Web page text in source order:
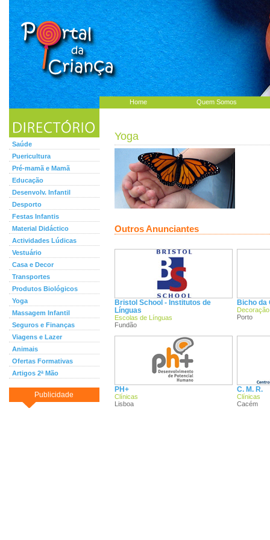
Home Quem Somos
Saúde
Puericultura
Pré-mamã e Mamã
Educação
Desenvolv. Infantil
Desporto
Festas Infantis
Material Didáctico
Actividades Lúdicas
Vestuário
Casa e Decor
Transportes
Produtos Biológicos
Yoga
Massagem Infantil
Seguros e Finanças
Viagens e Lazer
Animais
Ofertas Formativas
Artigos 2ª Mão
Publicidade
Yoga
Outros Anunciantes
Bristol School - Institutos de
Línguas
Escolas de Línguas
Fundão
Bicho da
Decoração
Porto
PH+
Clínicas
Lisboa
C. M. R.
Clínicas
Cacém